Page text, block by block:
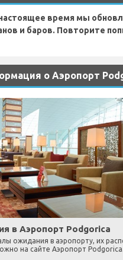
время мы
и баров. Повторите
о Аэропорт
в Аэропорт Podgorica
ожидания в аэропорту, их
на сайте Аэропорт Podgorica.